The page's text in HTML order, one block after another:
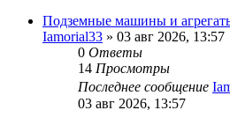
Подземные машины и
Iamorial33 » 03 авг 2026, 13:57
0 Ответы
14 Просмотры
Последнее сообщение
03 авг 2026, 13:57